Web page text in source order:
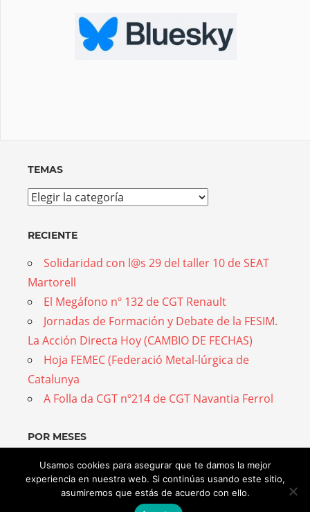
TEMAS
Temas
RECIENTE
Solidaridad con l@s 29 del taller 10 de SEAT
Martorell
El Megáfono nº 132 de CGT Renault
Jornadas de Formación y Debate de la FESIM.
La Acción Directa Hoy (CAMBIO DE FECHAS)
Hoja FEMEC (Federació Metal-lúrgica de
Catalunya
A Folla da CGT nº214 de CGT Navantia Ferrol
POR MESES
Por
meses
Usamos cookies para asegurar que te damos la mejor
experiencia en nuestra web. Si continúas usando este sitio,
asumiremos que estás de acuerdo con ello.